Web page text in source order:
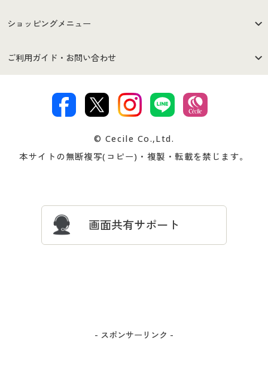
はじめての方へ
セシールご利用規約
著作権・商標について 会社案内
ショッピングメニュー
商品カテゴリ
プレゼント＆キャンペーン サイトマップ
ご利用ガイド・お問い合わせ
交換・返品は お支払は
ついて
忘れの場合
© Cecile Co.,Ltd.
本サイトの無断複写(コピー)・複製・転載を禁じます。
画面共有サポート
- スポンサーリンク -